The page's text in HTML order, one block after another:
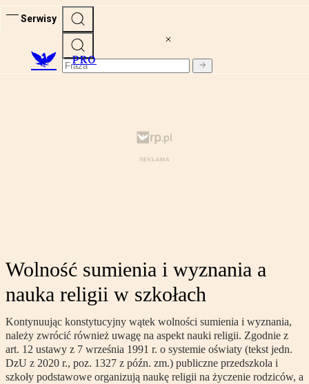
Serwisy
PRO
Wolność sumienia i wyznania a
nauka religii w szkołach
Kontynuując konstytucyjny wątek wolności sumienia i wyznania,
należy zwrócić również uwagę na aspekt nauki religii. Zgodnie z
art. 12 ustawy z 7 września 1991 r. o systemie oświaty (tekst jedn.
DzU z 2020 r., poz. 1327 z późn. zm.) publiczne przedszkola i
szkoły podstawowe organizują naukę religii na życzenie rodziców, a